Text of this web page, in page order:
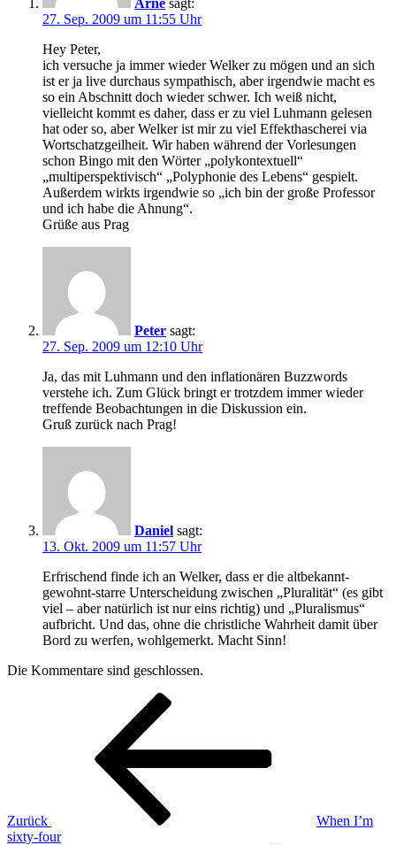
27. Sep. 2009 um 11:55 Uhr
Hey Peter,
ich versuche ja immer wieder Welker zu mögen und an sich
ist er ja live durchaus sympathisch, aber irgendwie macht es
so ein Abschnitt doch wieder schwer. Ich weiß nicht,
vielleicht kommt es daher, dass er zu viel Luhmann gelesen
hat oder so, aber Welker ist mir zu viel Effekthascherei via
Wortschatzgeilheit. Wir haben während der Vorlesungen
schon Bingo mit den Wörter „polykontextuell“
„multiperspektivisch“ „Polyphonie des Lebens“ gespielt.
Außerdem wirkts irgendwie so „ich bin der große Professor
und ich habe die Ahnung“.
Grüße aus Prag
Peter sagt:
27. Sep. 2009 um 12:10 Uhr
Ja, das mit Luhmann und den inflationären Buzzwords
verstehe ich. Zum Glück bringt er trotzdem immer wieder
treffende Beobachtungen in die Diskussion ein.
Gruß zurück nach Prag!
Daniel sagt:
13. Okt. 2009 um 11:57 Uhr
Erfrischend finde ich an Welker, dass er die altbekannt-
gewohnt-starre Unterscheidung zwischen „Pluralität“ (es gibt
viel – aber natürlich ist nur eins richtig) und „Pluralismus“
aufbricht. Und das, ohne die christliche Wahrheit damit über
Bord zu werfen, wohlgemerkt. Macht Sinn!
Die Kommentare sind geschlossen.
Beitragsnavigation
Zurück
When I’m
sixty-four